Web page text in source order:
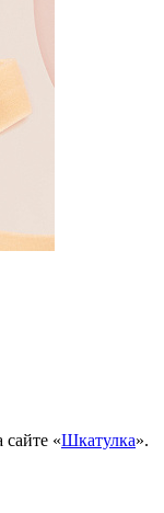
«Шкатулка».